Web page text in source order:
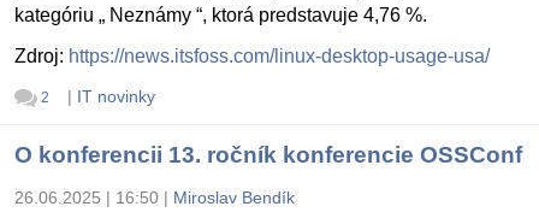
kategóriu „ Neznámy “, ktorá predstavuje 4,76 %.
Zdroj: https://news.itsfoss.com/linux-desktop-usage-usa/
2 | IT novinky
O konferencii 13. ročník konferencie OSSConf
26.06.2025 | 16:50 | Miroslav Bendík